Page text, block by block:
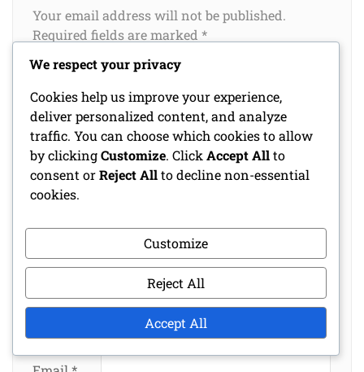
Your email address will not be published.
Required fields are marked *
Comment
*
Name*
We respect your privacy
Cookies help us improve your experience,
deliver personalized content, and analyze
traffic. You can choose which cookies to allow
by clickingCustomize. Click Accept Allto
consent orReject Allto decline non-essential
cookies.
Customize
Reject All
Accept All